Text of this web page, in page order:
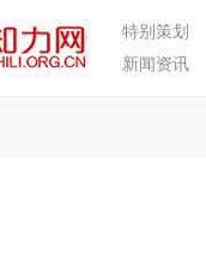
特别策划
新闻资讯